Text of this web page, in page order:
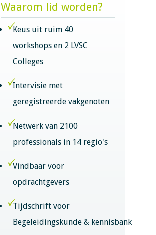
Waarom lid worden?
Keus uit ruim 40
workshops en 2 LVSC
Colleges
Intervisie met
geregistreerde vakgenoten
Netwerk van 2100
professionals in 14 regio's
Vindbaar voor
opdrachtgevers
Tijdschrift voor
Begeleidingskunde & kennisbank